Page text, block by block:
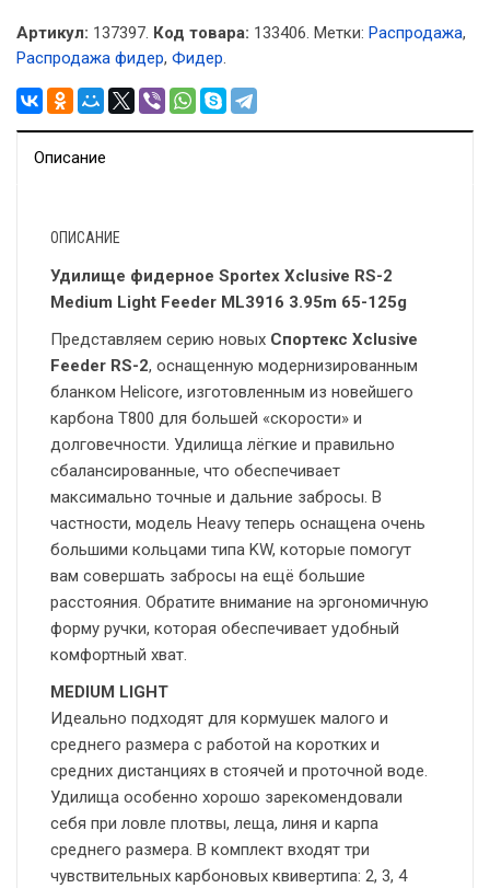
Артикул: 137397. Код товара: 133406. Метки: Распродажа,
Распродажа фидер, Фидер.
Описание
ОПИСАНИЕ
Удилище фидерное Sportex Xclusive RS-2
Medium Light Feeder ML3916 3.95m 65-125g
Представляем серию новых Спортекс Xclusive
Feeder RS-2, оснащенную модернизированным
бланком Helicore, изготовленным из новейшего
карбона T800 для большей «скорости» и
долговечности. Удилища лёгкие и правильно
сбалансированные, что обеспечивает
максимально точные и дальние забросы. В
частности, модель Heavy теперь оснащена очень
большими кольцами типа KW, которые помогут
вам совершать забросы на ещё большие
расстояния. Обратите внимание на эргономичную
форму ручки, которая обеспечивает удобный
комфортный хват.
MEDIUM LIGHT
Идеально подходят для кормушек малого и
среднего размера с работой на коротких и
средних дистанциях в стоячей и проточной воде.
Удилища особенно хорошо зарекомендовали
себя при ловле плотвы, леща, линя и карпа
среднего размера. В комплект входят три
чувствительных карбоновых квивертипа: 2, 3, 4